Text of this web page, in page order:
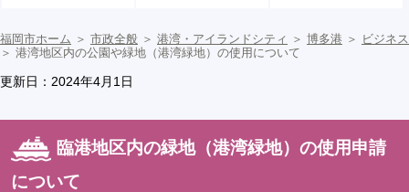
福岡市ホーム ＞ 市政全般 ＞ 港湾・アイランドシティ ＞ 博多港 ＞ ビジネス
＞ 港湾地区内の公園や緑地（港湾緑地）の使用について
更新日：2024年4月1日
臨港地区内の緑地（港湾緑地）の使用申請
について